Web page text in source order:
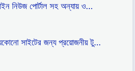
নিউজ পোর্টাল সহ অন্যায় ও…
সাইটের জন্য প্রয়োজনীয় টু…